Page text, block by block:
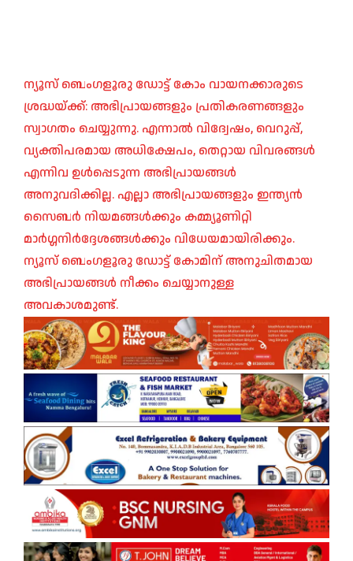
ന്യൂസ് ബെംഗളൂരു ഡോട്ട് കോം വായനക്കാരുടെ
ശ്രദ്ധയ്ക്ക്: അഭിപ്രായങ്ങളും പ്രതികരണങ്ങളും
സ്വാഗതം ചെയ്യുന്നു. എന്നാൽ വിദ്വേഷം, വെറുപ്പ്,
വ്യക്തിപരമായ അധിക്ഷേപം, തെറ്റായ വിവരങ്ങൾ
എന്നിവ ഉൾപ്പെടുന്ന അഭിപ്രായങ്ങൾ
അനുവദിക്കില്ല. എല്ലാ അഭിപ്രായങ്ങളും ഇന്ത്യൻ
സൈബർ നിയമങ്ങൾക്കും കമ്മ്യൂണിറ്റി
മാർഗ്ഗനിർദ്ദേശങ്ങൾക്കും വിധേയമായിരിക്കും.
ന്യൂസ് ബെംഗളൂരു ഡോട്ട് കോമിന് അനുചിതമായ
അഭിപ്രായങ്ങൾ നീക്കം ചെയ്യാനുള്ള
അവകാശമുണ്ട്.